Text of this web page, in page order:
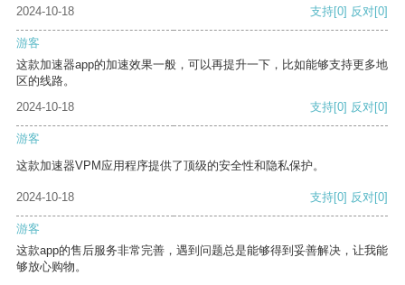
2024-10-18
支持[0] 反对[0]
游客
这款加速器app的加速效果一般，可以再提升一下，比如能够支持更多地
区的线路。
2024-10-18
支持[0] 反对[0]
游客
这款加速器VPM应用程序提供了顶级的安全性和隐私保护。
2024-10-18 支持[0] 反对[0]
游客
这款app的售后服务非常完善，遇到问题总是能够得到妥善解决，让我能
够放心购物。